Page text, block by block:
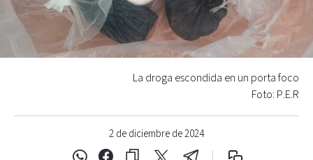
2 de diciembre de 2024
La droga escondida en un porta foco
Foto: P.E.R